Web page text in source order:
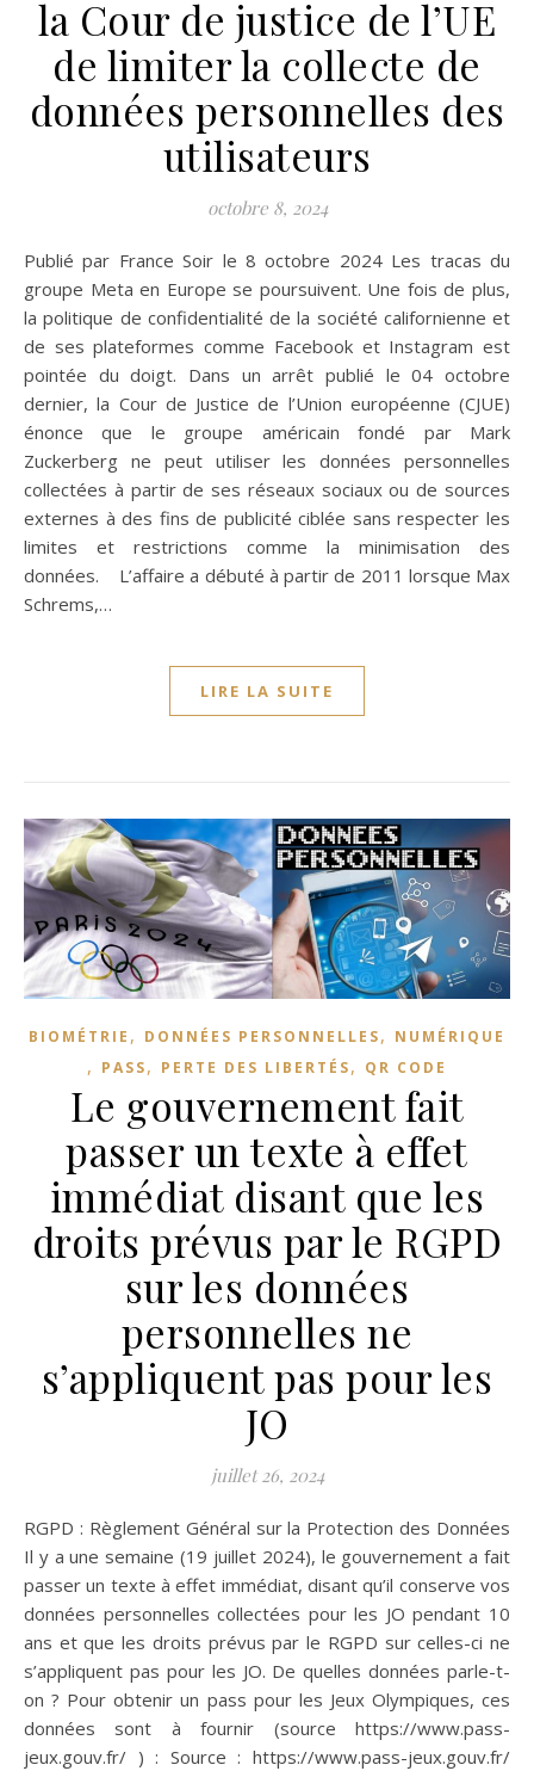
la Cour de justice de l’UE
de limiter la collecte de
données personnelles des
utilisateurs
octobre 8, 2024
Publié par France Soir le 8 octobre 2024 Les tracas du
groupe Meta en Europe se poursuivent. Une fois de plus,
la politique de confidentialité de la société californienne et
de ses plateformes comme Facebook et Instagram est
pointée du doigt. Dans un arrêt publié le 04 octobre
dernier, la Cour de Justice de l’Union européenne (CJUE)
énonce que le groupe américain fondé par Mark
Zuckerberg ne peut utiliser les données personnelles
collectées à partir de ses réseaux sociaux ou de sources
externes à des fins de publicité ciblée sans respecter les
limites et restrictions comme la minimisation des
données. L’affaire a débuté à partir de 2011 lorsque Max
Schrems,…
LIRE LA SUITE
BIOMÉTRIE , DONNÉES PERSONNELLES, NUMÉRIQUE
, PASS, PERTE DES LIBERTÉS, QR CODE
Le gouvernement fait
passer un texte à effet
immédiat disant que les
droits prévus par le RGPD
sur les données
personnelles ne
s’appliquent pas pour les
JO
juillet 26, 2024
RGPD : Règlement Général sur la Protection des Données
Il y a une semaine (19 juillet 2024), le gouvernement a fait
passer un texte à effet immédiat, disant qu’il conserve vos
données personnelles collectées pour les JO pendant 10
ans et que les droits prévus par le RGPD sur celles-ci ne
s’appliquent pas pour les JO. De quelles données parle-t-
on ? Pour obtenir un pass pour les Jeux Olympiques, ces
données sont à fournir (source https://www.pass-
jeux.gouv.fr/ ) : Source : https://www.pass-jeux.gouv.fr/